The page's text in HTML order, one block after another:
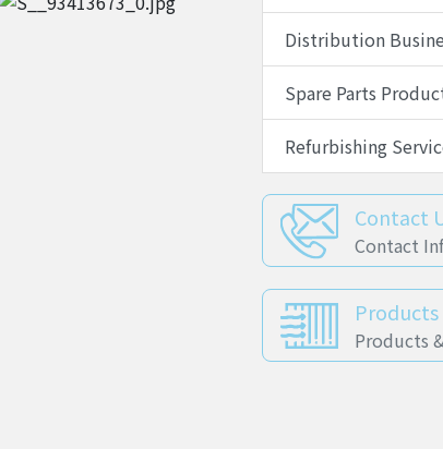
Distribution
Spare Parts
Refurbishing
Contact
Contact
Products
Products